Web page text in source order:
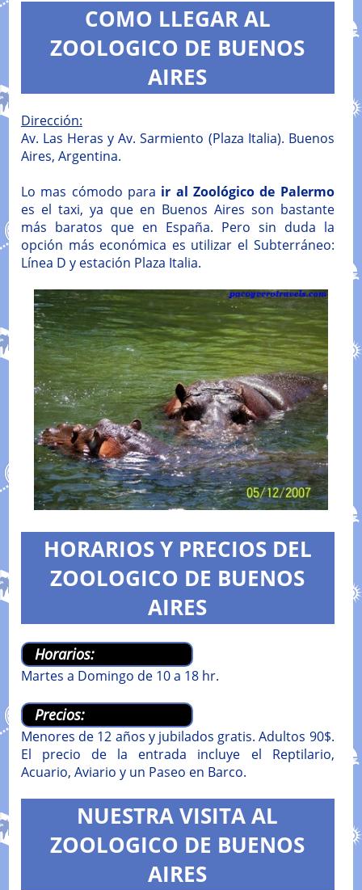
COMO LLEGAR AL
ZOOLOGICO DE BUENOS
AIRES
Dirección:
Av. Las Heras y Av. Sarmiento (Plaza Italia). Buenos
Aires, Argentina.
Lo mas cómodo para ir al Zoológico de Palermo
es el taxi, ya que en Buenos Aires son bastante
más baratos que en España. Pero sin duda la
opción más económica es utilizar el Subterráneo:
Línea D y estación Plaza Italia.
HORARIOS Y PRECIOS DEL
ZOOLOGICO DE BUENOS
AIRES
Horarios:
Martes a Domingo de 10 a 18 hr.
Precios:
Menores de 12 años y jubilados gratis. Adultos 90$.
El precio de la entrada incluye el Reptilario,
Acuario, Aviario y un Paseo en Barco.
NUESTRA VISITA AL
ZOOLOGICO DE BUENOS
AIRES